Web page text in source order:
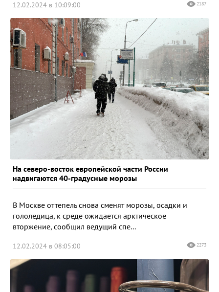
12.02.2024 в 10:09:00 2187
На северо-восток европейской части России
надвигаются 40-градусные морозы
В Москве оттепель снова сменят морозы, осадки и
гололедица, к среде ожидается арктическое
вторжение, сообщил ведущий спе...
12.02.2024 в 08:05:00 2273